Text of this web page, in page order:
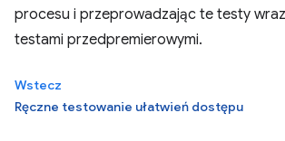
procesu i przeprowadzając te testy
testami przedpremierowymi.
Wstecz
Ręczne testowanie ułatwień dostępu